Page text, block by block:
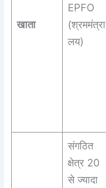
खाता
EPFO
(श्रममंत्रा
लय)
संगठित
क्षेत्र 20
से ज्यादा